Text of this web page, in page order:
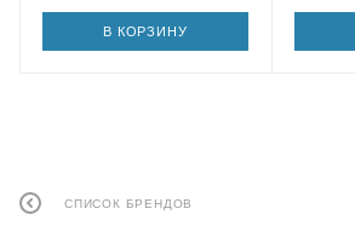
В КОРЗИНУ
СПИСОК БРЕНДОВ